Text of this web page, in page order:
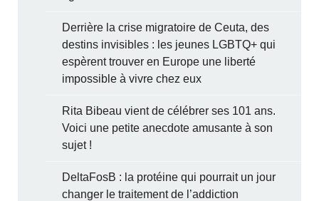
Derrière la crise migratoire de Ceuta, des
destins invisibles : les jeunes LGBTQ+ qui
espèrent trouver en Europe une liberté
impossible à vivre chez eux
Rita Bibeau vient de célébrer ses 101 ans.
Voici une petite anecdote amusante à son
sujet !
DeltaFosB : la protéine qui pourrait un jour
changer le traitement de l’addiction